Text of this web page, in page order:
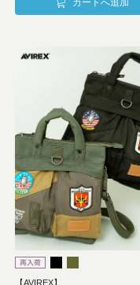
【AVIREX】